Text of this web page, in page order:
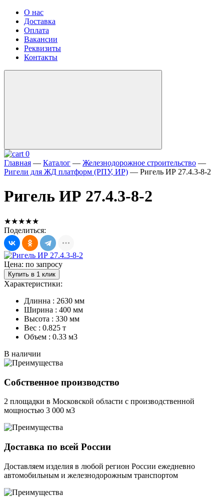
О нас
Доставка
Оплата
Вакансии
Реквизиты
Контакты
0
Главная — Каталог — Железнодорожное строительство —
Ригели для ЖД платформ (РПУ, ИР) — Ригель ИР 27.4.3-8-2
Ригель ИР 27.4.3-8-2
★★★★★
Поделиться:
Цена: по запросу
Купить в 1 клик
Характеристики:
Длинна : 2630 мм
Ширина : 400 мм
Высота : 330 мм
Вес : 0.825 т
Объем : 0.33 м3
В наличии
Собственное производство
2 площадки в Московской области с производственной
мощностью 3 000 м3
Доставка по всей России
Доставляем изделия в любой регион России ежедневно
автомобильным и железнодорожным транспортом